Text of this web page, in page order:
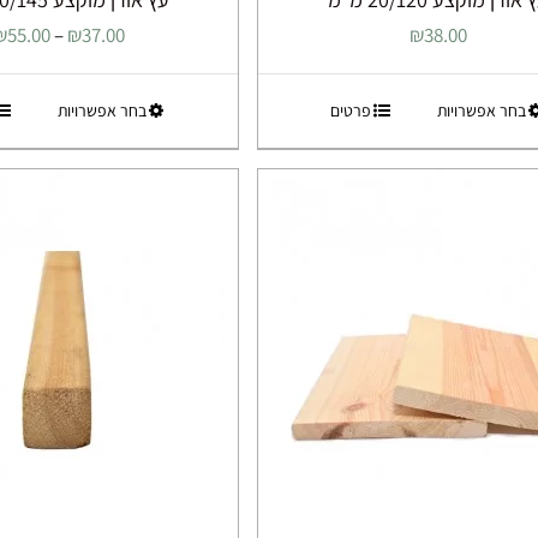
₪38.00
בחר אפשרויותלמוצר
זה
יש
את
האפשרויות
בעמוד
המוצר
פרטים
₪37.00
–
55.00
בחר אפשרויותלמוצר
זה
יש
ניתן
לבחור
את
בעמוד
המוצר